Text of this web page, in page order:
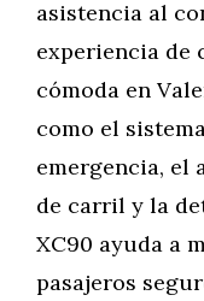
asistencia al
experiencia de
cómoda en
como el
emergencia, el
de carril y la
XC90 ayuda a
pasajeros